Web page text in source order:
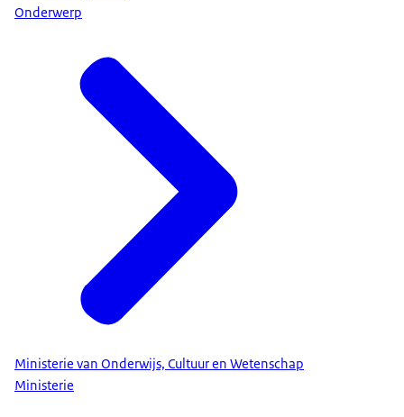
Onderwerp
Ministerie van Onderwijs, Cultuur en Wetenschap
Ministerie